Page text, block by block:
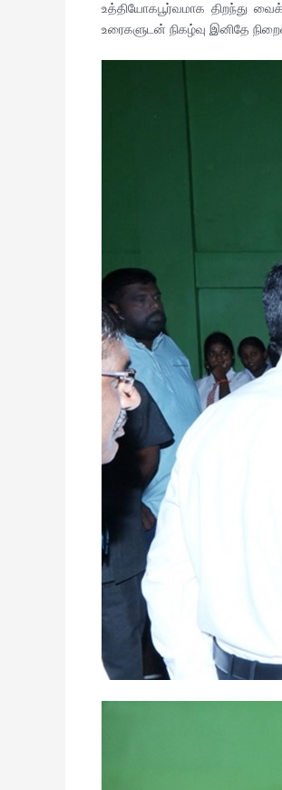
உத்தியோகபூர்வமாக திறந்து
உரைகளுடன் நிகழ்வு இனிதே